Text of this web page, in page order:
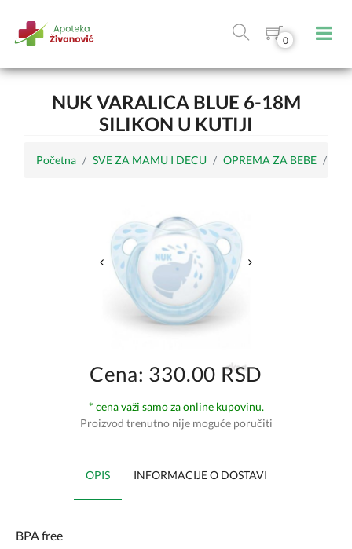
0
NUK VARALICA BLUE 6-18M
SILIKON U KUTIJI
Početna SVE ZA MAMU I DECU OPREMA ZA BEBE
Cena: 330.00 RSD
* cena važi samo za online kupovinu.
Proizvod trenutno nije moguće poručiti
OPIS INFORMACIJE O DOSTAVI
BPA free